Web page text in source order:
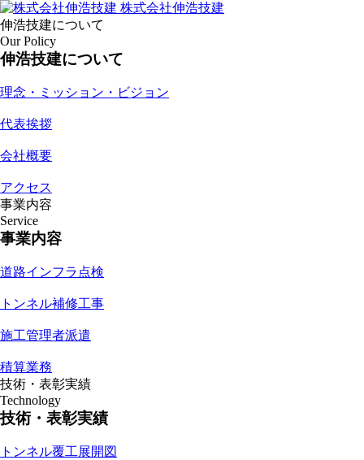
株式会社伸浩技建
伸浩技建について
Our Policy
伸浩技建について
理念・ミッション・ビジョン
代表挨拶
会社概要
アクセス
事業内容
Service
事業内容
道路インフラ点検
トンネル補修工事
施工管理者派遣
積算業務
技術・表彰実績
Technology
技術・表彰実績
トンネル覆工展開図